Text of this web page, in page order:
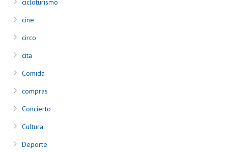
cicloturismo
cine
circo
cita
Comida
compras
Concierto
Cultura
Deporte